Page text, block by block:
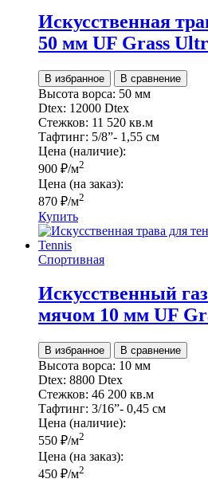
Искусственная
50 мм UF Grass
В избранное В сравнение
Высота ворса: 50 мм
Dtex: 12000 Dtex
Стежков: 11 520 кв.м
Тафтинг: 5/8”- 1,55 см
Цена (наличие):
900 ₽/м2
Цена (на заказ):
870 ₽/м2
Купить
Спортивная
Искусственный
мячом 10 мм UF
В избранное В сравнение
Высота ворса: 10 мм
Dtex: 8800 Dtex
Стежков: 46 200 кв.м
Тафтинг: 3/16”- 0,45 см
Цена (наличие):
550 ₽/м2
Цена (на заказ):
450 ₽/м2